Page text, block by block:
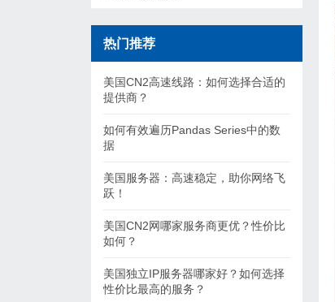
热门推荐
美国CN2高速线路：如何选择合适的
提供商？
如何有效遍历Pandas Series中的数
据
美国服务器：高速稳定，助你网络飞
跃！
美国CN2网哪家服务商更优？性价比
如何？
美国独立IP服务器哪家好？如何选择
性价比最高的服务？